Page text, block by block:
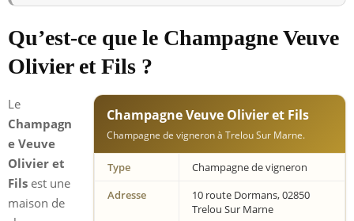
Qu’est-ce que le Champagne Veuve
Olivier et Fils ?
Champagne Veuve Olivier et Fils
Champagne de vigneron à Trelou Sur Marne.
Type
Champagne de vigneron
Adresse
10 route Dormans, 02850
Trelou Sur Marne
Le
Champagn
e Veuve
Olivier et
Fils est une
maison de